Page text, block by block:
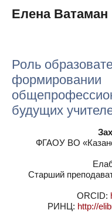
Елена Ватаман
Роль
формировании
будущих
ФГАОУ ВО
Старший
ORCID:
РИНЦ: http://